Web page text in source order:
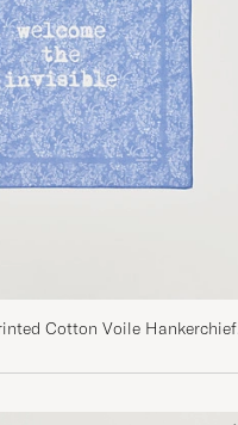
Cotton Voile Hankerchief